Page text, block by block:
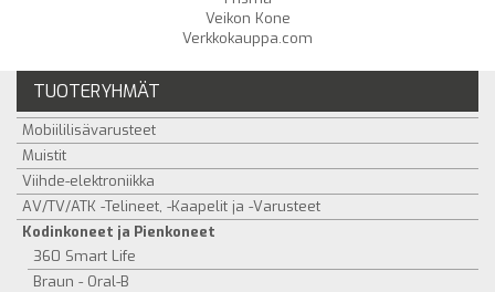
Veikon Kone
Verkkokauppa.com
TUOTERYHMÄT
Mobiililisävarusteet
Muistit
Viihde-elektroniikka
AV/TV/ATK -Telineet, -Kaapelit ja -Varusteet
Kodinkoneet ja Pienkoneet
360 Smart Life
Braun - Oral-B